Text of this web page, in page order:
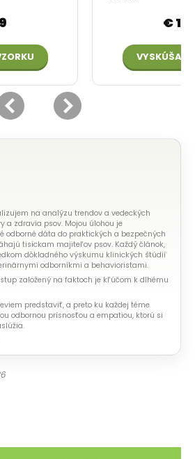
na analýzu trendov a vedeckých
a zdravia psov. Mojou úlohou je
odborné dáta do praktických a bezpečných
tisíckam majiteľov psov. Každý článok,
dôkladného výskumu klinických štúdií
odborníkmi a behavioristami.
založený na faktoch je kľúčom k dlhému
predstaviť, a preto ku každej téme
odbornou prísnosťou a empatiou, ktorú si